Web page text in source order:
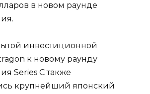
в новом раунде
инвестиционной
к новому раунду
Series C также
крупнейший японский